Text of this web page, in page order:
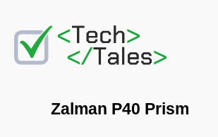
Zalman P40 Prism